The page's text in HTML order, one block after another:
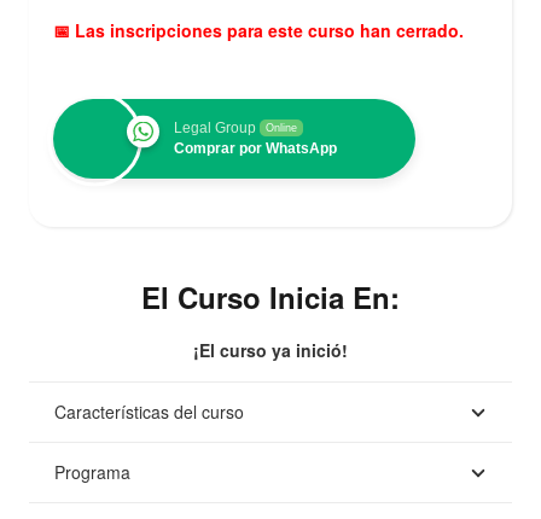
El Curso Inicia En:
¡El curso ya inició!
Características del curso
Programa
📅 Las inscripciones para este curso han cerrado.
Legal Group Online
Comprar por WhatsApp